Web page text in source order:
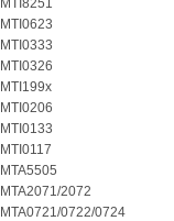
MTI8251
MTI0623
MTI0333
MTI0326
MTI199x
MTI0206
MTI0133
MTI0117
MTA5505
MTA2071/2072
MTA0721/0722/0724